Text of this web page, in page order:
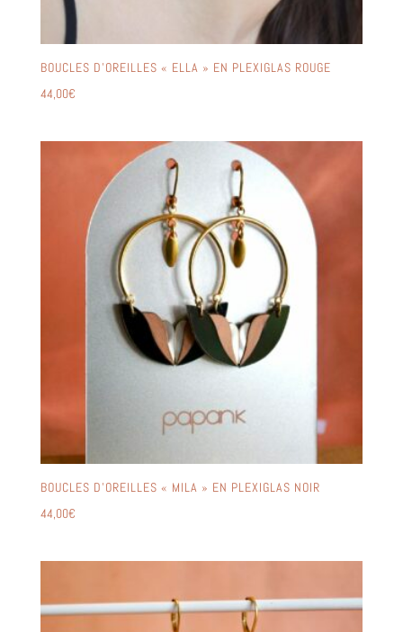
BOUCLES D’OREILLES « ELLA » EN PLEXIGLAS ROUGE
44,00€
BOUCLES D’OREILLES « MILA » EN PLEXIGLAS NOIR
44,00€